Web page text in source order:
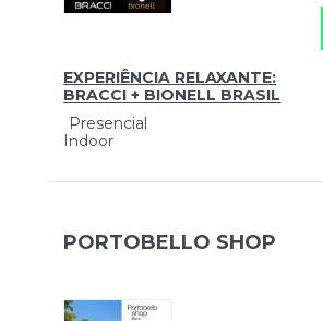
EXPERIÊNCIA RELAXANTE:
BRACCI + BIONELL BRASIL
Presencial
Indoor
PORTOBELLO SHOP